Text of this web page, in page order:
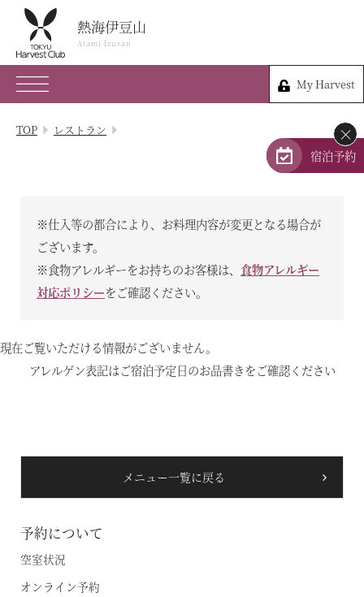
熱海伊豆山
Atami Izusan
My Harvest
熱海伊豆山
Atami Izusan
0557-80-0109
静岡県熱海市伊豆山824-5
My Harvest
宿泊プラン
体験 & イベントガイド
客室 / 料金
お知らせ
ただいま日和
TOP レストラン
※仕入等の都合により、お料理内容が変更となる場合が
ございます。
※食物アレルギーをお持ちのお客様は、 食物アレルギー
対応ポリシーをご確認ください。
現在ご覧いただける情報がございません。
アレルゲン表記はご宿泊予定日のお品書きをご確認ください
メニュー一覧に戻る
×
宿泊予約
予約について
空室状況
オンライン予約